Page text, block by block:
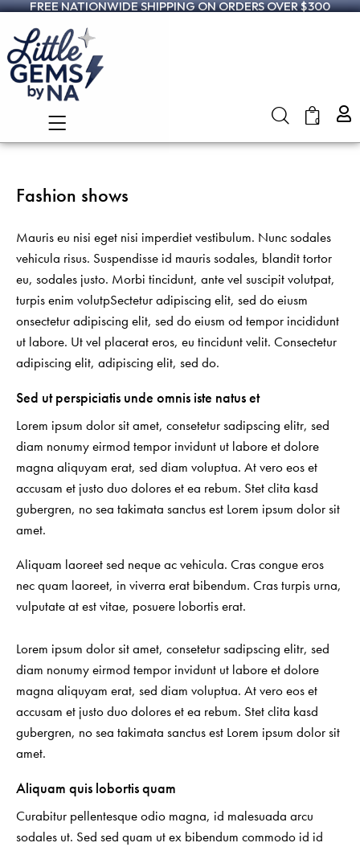
FREE NATIONWIDE SHIPPING ON ORDERS OVER $300
0
Fashion shows
Mauris eu nisi eget nisi imperdiet vestibulum. Nunc sodales
vehicula risus. Suspendisse id mauris sodales, blandit tortor
eu, sodales justo. Morbi tincidunt, ante vel suscipit volutpat,
turpis enim volutpSectetur adipiscing elit, sed do eiusm
onsectetur adipiscing elit, sed do eiusm od tempor incididunt
ut labore. Ut vel placerat eros, eu tincidunt velit. Consectetur
adipiscing elit, adipiscing elit, sed do.
Sed ut perspiciatis unde omnis iste natus et
Lorem ipsum dolor sit amet, consetetur sadipscing elitr, sed
diam nonumy eirmod tempor invidunt ut labore et dolore
magna aliquyam erat, sed diam voluptua. At vero eos et
accusam et justo duo dolores et ea rebum. Stet clita kasd
gubergren, no sea takimata sanctus est Lorem ipsum dolor sit
amet.
Aliquam laoreet sed neque ac vehicula. Cras congue eros
nec quam laoreet, in viverra erat bibendum. Cras turpis urna,
vulputate at est vitae, posuere lobortis erat.
Lorem ipsum dolor sit amet, consetetur sadipscing elitr, sed
diam nonumy eirmod tempor invidunt ut labore et dolore
magna aliquyam erat, sed diam voluptua. At vero eos et
accusam et justo duo dolores et ea rebum. Stet clita kasd
gubergren, no sea takimata sanctus est Lorem ipsum dolor sit
amet.
Aliquam quis lobortis quam
Curabitur pellentesque odio magna, id malesuada arcu
sodales ut. Sed sed quam ut ex bibendum commodo id id